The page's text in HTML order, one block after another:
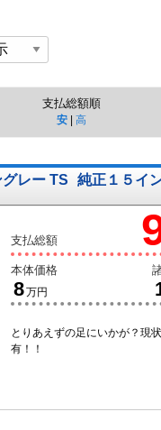
支払総額順
安| 高
レー TS 純正１５イ
支払総額
本体価格
8万円
とりあえずの足にいかが？現
有！！